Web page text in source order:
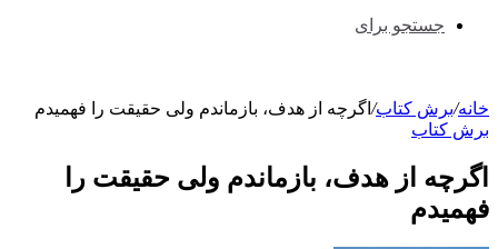
جستجو برای
خانه/برش کتاب/ اگرچه از هدف، بازماندم ولی حقیقت را فهمیدم
برش کتاب
اگرچه از هدف، بازماندم ولی حقیقت را
فهمیدم